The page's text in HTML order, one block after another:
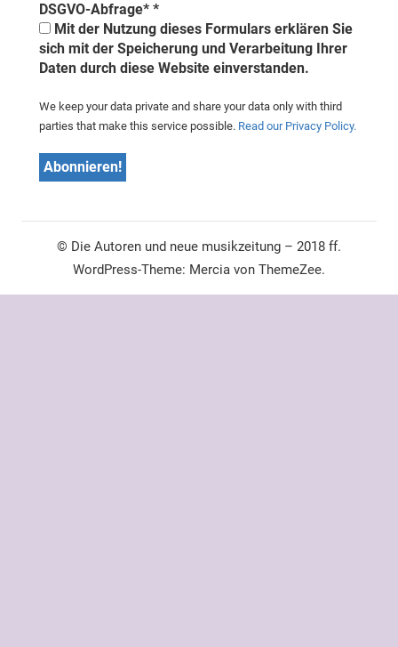
DSGVO-Abfrage* *
Mit der Nutzung dieses Formulars erklären Sie
sich mit der Speicherung und Verarbeitung Ihrer
Daten durch diese Website einverstanden.
We keep your data private and share your data only with third
parties that make this service possible. Read our Privacy Policy.
© Die Autoren und neue musikzeitung – 2018 ff.
WordPress-Theme: Mercia von ThemeZee.